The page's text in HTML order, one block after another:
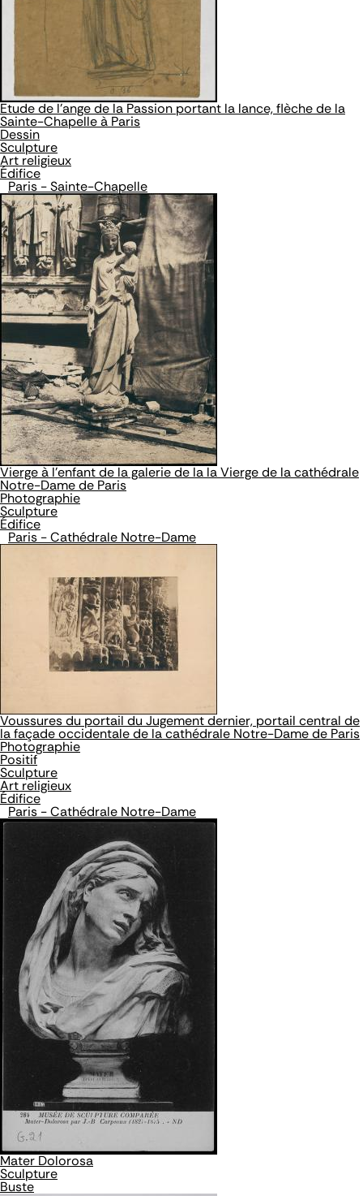
Etude de l'ange de la Passion portant la lance, flèche de la
Sainte-Chapelle à Paris
Dessin
Sculpture
Art religieux
Édifice
Paris - Sainte-Chapelle
Vierge à l'enfant de la galerie de la la Vierge de la cathédrale
Notre-Dame de Paris
Photographie
Sculpture
Édifice
Paris - Cathédrale Notre-Dame
Voussures du portail du Jugement dernier, portail central de
la façade occidentale de la cathédrale Notre-Dame de Paris
Photographie
Positif
Sculpture
Art religieux
Édifice
Paris - Cathédrale Notre-Dame
Mater Dolorosa
Sculpture
Buste